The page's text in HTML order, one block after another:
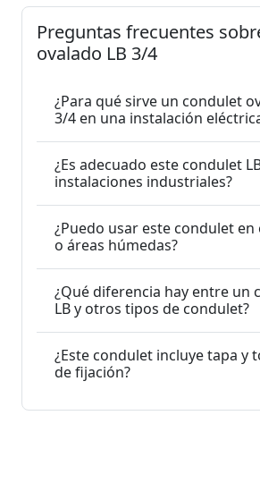
Preguntas frecuentes
ovalado LB 3/4
¿Para qué sirve un condulet
3/4 en una instalación
¿Es adecuado este condulet
instalaciones industriales?
¿Puedo usar este condulet
o áreas húmedas?
¿Qué diferencia hay entre un
LB y otros tipos de condulet?
¿Este condulet incluye tapa y
de fijación?